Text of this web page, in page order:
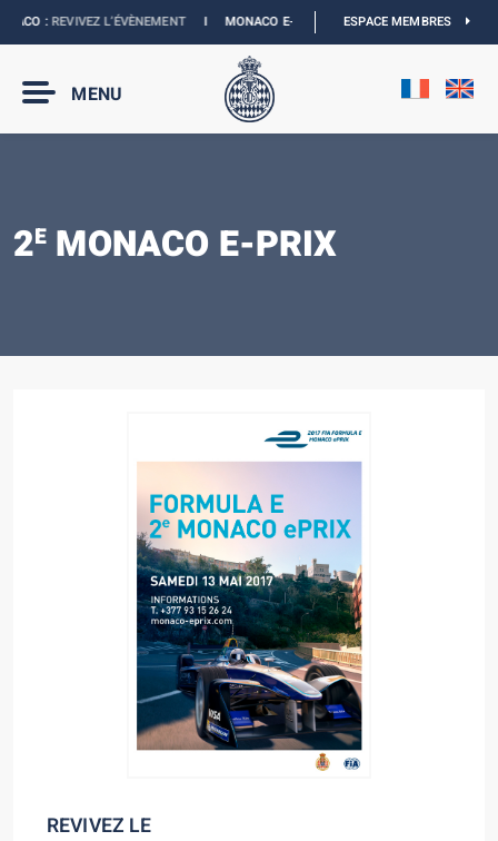
:REVIVEZ L’ÉVÈNEMENTI MONACO E-PRIX 2027 : NOUVELLES DATES I
ESPACE MEMBRES
MENU
2E MONACO E-PRIX
REVIVEZ LE